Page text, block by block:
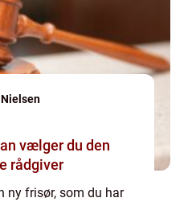
rådgiver
ny frisør, som du har